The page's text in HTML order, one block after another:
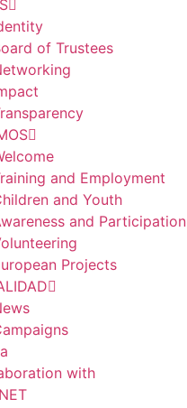
of Trustees
and Employment
and Youth
and Participation
Projects
with